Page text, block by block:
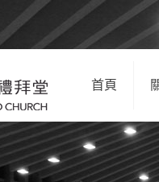
首頁